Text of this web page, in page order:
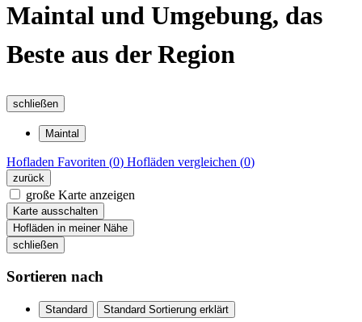
Maintal und Umgebung, das
Beste aus der Region
schließen
Maintal
Hofladen Favoriten (0) Hofläden vergleichen (0)
zurück
große Karte anzeigen
Karte ausschalten
Hofläden in meiner Nähe
schließen
Sortieren nach
Standard Standard Sortierung erklärt